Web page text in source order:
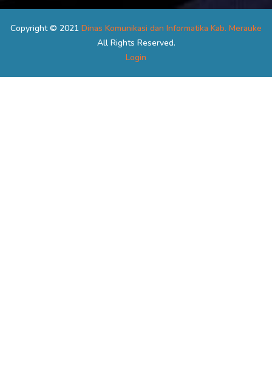
Copyright © 2021 Dinas Komunikasi dan Informatika Kab. Merauke
All Rights Reserved.
Login